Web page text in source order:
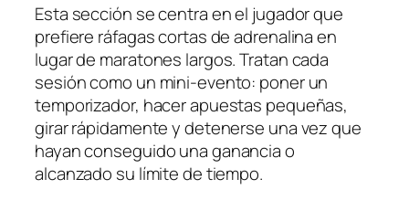
Esta sección se centra en el jugador que
prefiere ráfagas cortas de adrenalina en
lugar de maratones largos. Tratan cada
sesión como un mini‑evento: poner un
temporizador, hacer apuestas pequeñas,
girar rápidamente y detenerse una vez que
hayan conseguido una ganancia o
alcanzado su límite de tiempo.